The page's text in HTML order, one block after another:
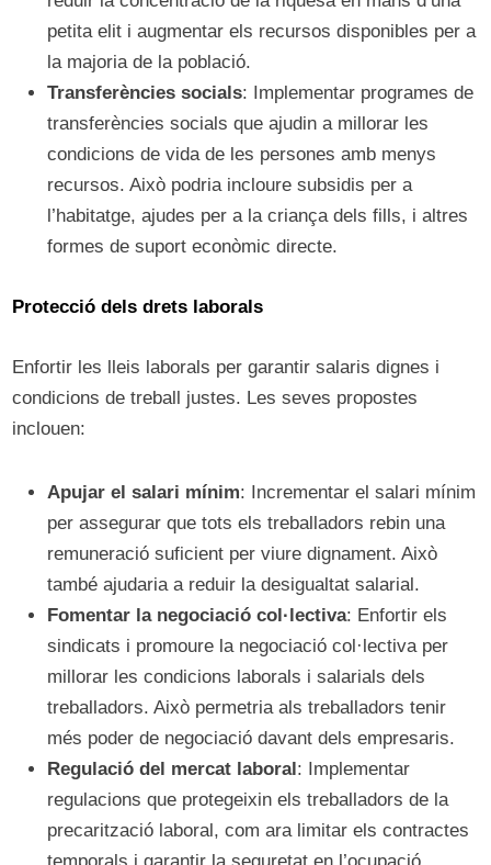
petita elit i augmentar els recursos disponibles per a
la majoria de la població.
Transferències socials: Implementar programes de
transferències socials que ajudin a millorar les
condicions de vida de les persones amb menys
recursos. Això podria incloure subsidis per a
l’habitatge, ajudes per a la criança dels fills, i altres
formes de suport econòmic directe.
Protecció dels drets laborals
Enfortir les lleis laborals per garantir salaris dignes i
condicions de treball justes. Les seves propostes
inclouen:
Apujar el salari mínim: Incrementar el salari mínim
per assegurar que tots els treballadors rebin una
remuneració suficient per viure dignament. Això
també ajudaria a reduir la desigualtat salarial.
Fomentar la negociació col·lectiva: Enfortir els
sindicats i promoure la negociació col·lectiva per
millorar les condicions laborals i salarials dels
treballadors. Això permetria als treballadors tenir
més poder de negociació davant dels empresaris.
Regulació del mercat laboral : Implementar
regulacions que protegeixin els treballadors de la
precarització laboral, com ara limitar els contractes